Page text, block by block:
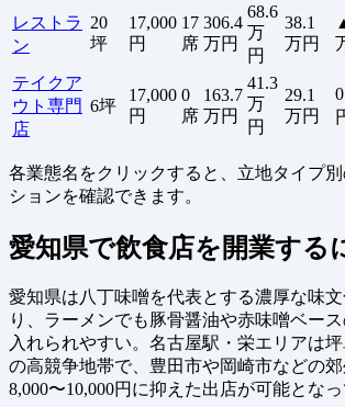
レストラ
ン
20
坪
17,000
円
17
席
306.4
万円
68.6
万
円
38.1
万円
テイクア
ウト専門
店
6坪
17,000
円
0
席
163.7
万円
41.3
万
円
29.1
万円
各業態名をクリックすると、立地タイプ
ションを確認できます。
愛知県で飲食店を開業する
愛知県は八丁味噌を代表とする濃厚な味
り、ラーメンでも豚骨醤油や赤味噌ベー
入れられやすい。名古屋駅・栄エリアは坪
の高競争地帯で、豊田市や岡崎市などの
8,000〜10,000円に抑えた出店が可能となっ